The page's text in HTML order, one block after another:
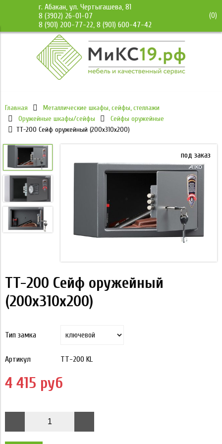
г. Абакан, ул. Чертыгашева, 81
8 (3902) 26-01-07
8 (901) 200-77-22, 8 (901) 600-47-42
(0)
Главная
Металлические шкафы, сейфы, стеллажи
Оружейные шкафы/сейфы
Сейфы оружейные
TT-200 Cейф оружейный (200x310x200)
под заказ
TT-200 Cейф оружейный
(200x310x200)
Тип замка
Артикул TT-200 KL
4 415 руб